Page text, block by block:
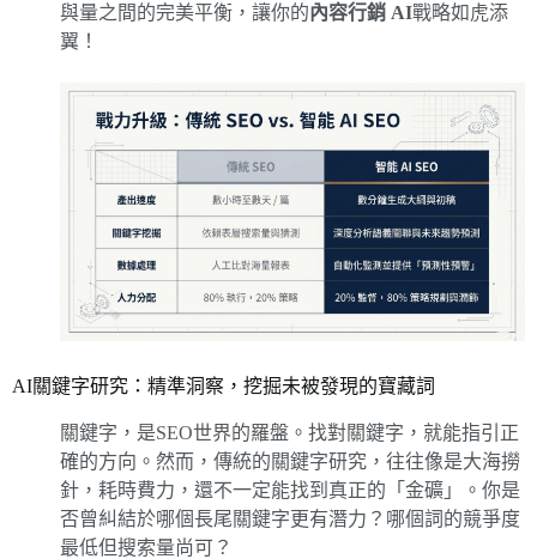
與量之間的完美平衡，讓你的內容行銷 AI戰略如虎添
翼！
AI關鍵字研究：精準洞察，挖掘未被發現的寶藏詞
關鍵字，是SEO世界的羅盤。找對關鍵字，就能指引正
確的方向。然而，傳統的關鍵字研究，往往像是大海撈
針，耗時費力，還不一定能找到真正的「金礦」。你是
否曾糾結於哪個長尾關鍵字更有潛力？哪個詞的競爭度
最低但搜索量尚可？